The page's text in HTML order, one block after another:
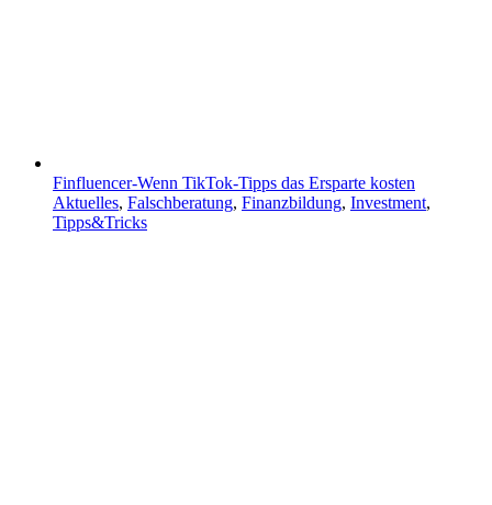
Finfluencer-Wenn TikTok-Tipps das Ersparte kosten
Aktuelles, Falschberatung, Finanzbildung, Investment,
Tipps&Tricks